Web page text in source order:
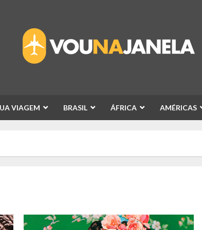
VIAGEM BRASIL ÁFRICA AMÉRICAS